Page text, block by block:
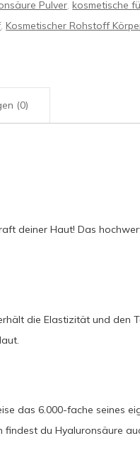
Pulver,kosmetische
,Kosmetischer Rohstoff
(0)
deiner Haut! Das
die Elastizität und den
das 6.000-fache seines
du Hyaluronsäure